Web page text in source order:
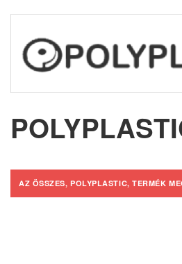
AZ ÖSSZES, POLYPLASTIC, TERMÉK